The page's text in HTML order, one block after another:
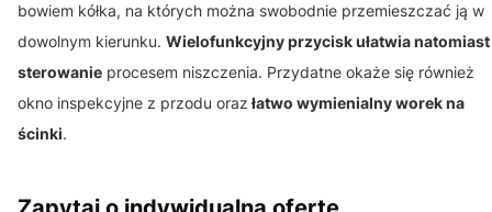
bowiem kółka, na których można swobodnie przemieszczać ją w
dowolnym kierunku. Wielofunkcyjny przycisk ułatwia natomiast
sterowanie procesem niszczenia. Przydatne okaże się również
okno inspekcyjne z przodu oraz łatwo wymienialny worek na
ścinki.